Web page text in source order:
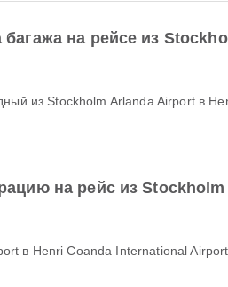
на рейсе из
на рейс из